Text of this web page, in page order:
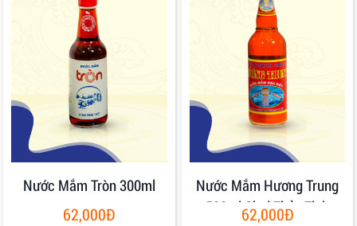
Nước Mắm Tròn 300ml
62,000Đ
Nước Mắm Hương Trung
500ml Chai Thủy Tinh
62,000Đ